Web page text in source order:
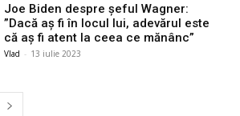
Joe Biden despre şeful Wagner:
”Dacă aş fi în locul lui, adevărul este
că aş fi atent la ceea ce mănânc”
Vlad - 13 iulie 2023